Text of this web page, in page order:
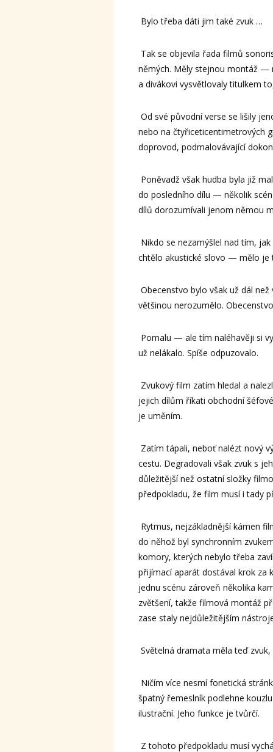
Bylo třeba dáti jim také zvuk …
Tak se objevila řada filmů
němých. Měly stejnou montáž —
a divákovi vysvětlovaly titulkem
Od své původní verse se lišily
nebo na čtyřiceticentimetrových
doprovod, podmalovávající
Poněvadž však hudba byla již
do posledního dílu — několik
dílů dorozumívali jenom němou
Nikdo se nezamýšlel nad tím,
chtělo akustické slovo — mělo je
Obecenstvo bylo však už dál
většinou nerozumělo.
Pomalu — ale tím naléhavěji si
už nelákalo. Spíše odpuzovalo.
Zvukový film zatím hledal a
jejich dílům říkati obchodní
je uměním.
Zatím tápali, neboť nalézt nový
cestu. Degradovali však zvuk s
důležitější než ostatní složky
předpokladu, že film musí i tady
Rytmus, nejzákladnější kámen
do něhož byl synchronním
komory, kterých nebylo třeba
přijímací aparát dostával krok za
jednu scénu zároveň několika
zvětšení, takže filmová montáž
zase staly nejdůležitějším
Světelná dramata měla teď
Ničím více nesmí fonetická
špatný řemeslník podlehne
ilustrační. Jeho funkce je tvůrčí.
Z tohoto předpokladu musí